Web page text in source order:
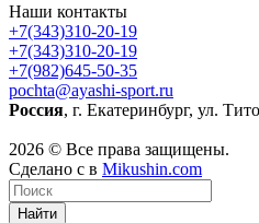
Наши контакты
+7(343)310-20-19
+7(343)310-20-19
+7(982)645-50-35
pochta@ayashi-sport.ru
Россия, г. Екатеринбург, ул.
2026 © Все права защищены.
Сделано с в Mikushin.com
Найти